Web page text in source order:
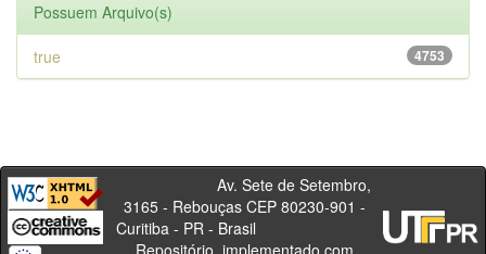
Possuem Arquivo(s)
4753
true
Av. Sete de Setembro,
3165 - Rebouças CEP 80230-901 -
Curitiba - PR - Brasil
Repositório, implementado com